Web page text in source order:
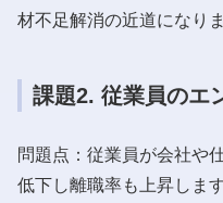
材不足解消の近道になりま
課題2. 従業員のエ
問題点：従業員が会社や
低下し離職率も上昇しま